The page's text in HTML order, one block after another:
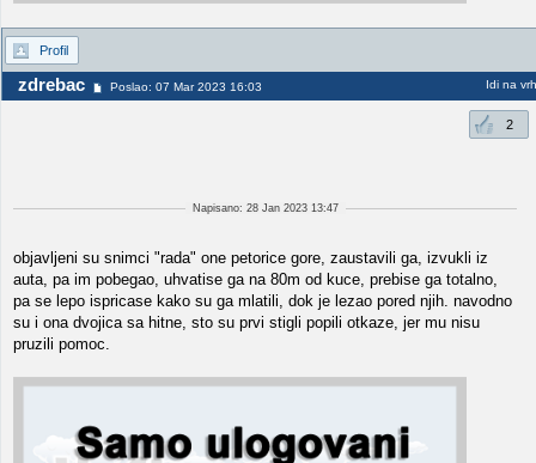
Profil
zdrebac Poslao: 07 Mar 2023 16:03 Idi na vrh
2
Napisano: 28 Jan 2023 13:47
objavljeni su snimci "rada" one petorice gore, zaustavili ga, izvukli iz
auta, pa im pobegao, uhvatise ga na 80m od kuce, prebise ga totalno,
pa se lepo ispricase kako su ga mlatili, dok je lezao pored njih. navodno
su i ona dvojica sa hitne, sto su prvi stigli popili otkaze, jer mu nisu
pruzili pomoc.